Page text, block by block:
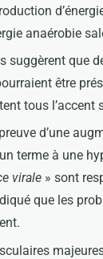
anaérobie
suggèrent que
être
tous
preuve d’une
terme à une
virale » sont
que les